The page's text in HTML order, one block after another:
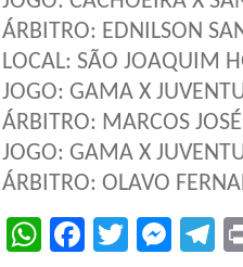
ÁRBITRO: EDNILSON
LOCAL: SÃO JOAQUIM
JOGO: GAMA X
ÁRBITRO: MARCOS JOSÉ
JOGO: GAMA X
ÁRBITRO: OLAVO
WhatsApp
Facebook
Twitter